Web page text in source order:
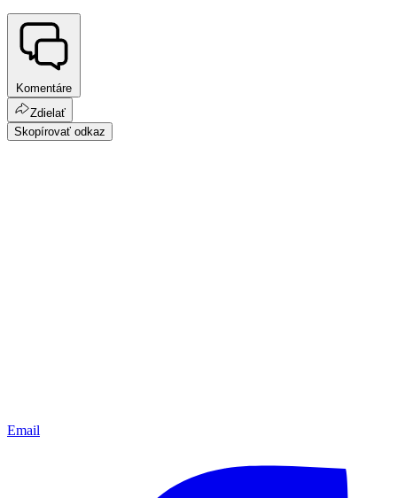
Komentáre
Zdielať
Skopírovať odkaz
Email